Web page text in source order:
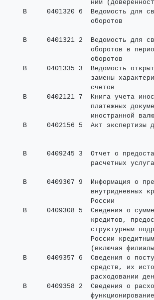
ним
В     0401320 6  Ведомость для
оборотов
В     0401321 2  Ведомость для
оборотов в
оборотов
В     0401335 3  Ведомость
замены
счетов
В     0402121 7  Книга учета
платежных
иностранной
В     0402156 5  Акт экспертизы
В     0409245 3  Отчет о
расчетных
В     0409307 9  Информация о
внутридневных
                      России
В     0409308 5  Сведения о
кредитов,
структурным
России
(включая
В     0409357 6  Сведения о
средств, их
расходовании
В     0409358 2  Сведения о